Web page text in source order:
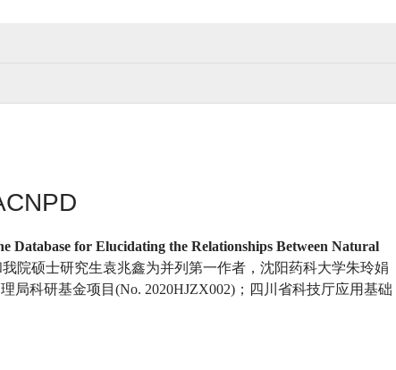
Database for Elucidating the Relationships Between Natural
院硕士研究生袁兆鑫为并列第一作者，沈阳药科大学朱玲娟
局科研基金项目 (No. 2020HJZX002) ；四川省科技厅应用基础